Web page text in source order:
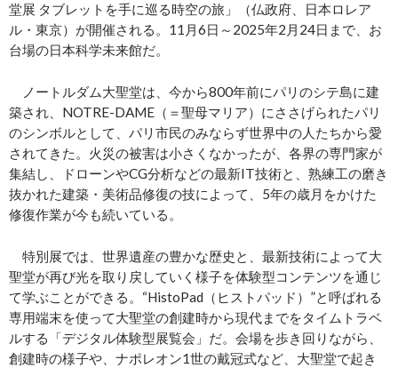
堂展 タブレットを手に巡る時空の旅」（仏政府、日本ロレア
ル・東京）が開催される。11月6日～2025年2月24日まで、お
台場の日本科学未来館だ。
ノートルダム大聖堂は、今から800年前にパリのシテ島に建
築され、NOTRE-DAME（＝聖母マリア）にささげられたパリ
のシンボルとして、パリ市民のみならず世界中の人たちから愛
されてきた。火災の被害は小さくなかったが、各界の専門家が
集結し、ドローンやCG分析などの最新IT技術と、熟練工の磨き
抜かれた建築・美術品修復の技によって、5年の歳月をかけた
修復作業が今も続いている。
特別展では、世界遺産の豊かな歴史と、最新技術によって大
聖堂が再び光を取り戻していく様子を体験型コンテンツを通じ
て学ぶことができる。“HistoPad（ヒストパッド）”と呼ばれる
専用端末を使って大聖堂の創建時から現代までをタイムトラベ
ルする「デジタル体験型展覧会」だ。会場を歩き回りながら、
創建時の様子や、ナポレオン1世の戴冠式など、大聖堂で起き